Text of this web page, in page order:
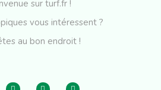
sur turf.fr !
vous intéressent ?
au bon endroit !